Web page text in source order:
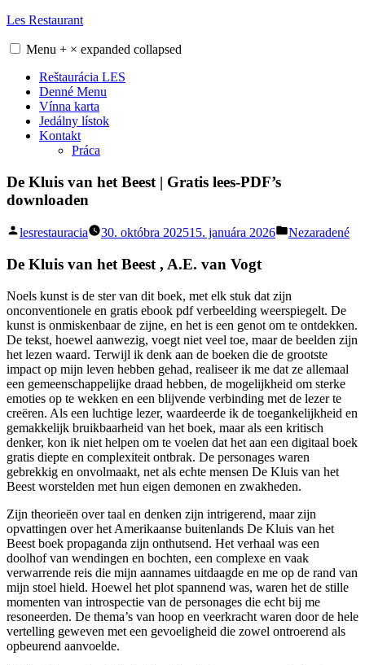
Skip
content
Les Restaurant
Menu + × expanded collapsed
Reštaurácia LES
Denné Menu
Vínna karta
Jedálny lístok
Kontakt
Práca
De Kluis van het Beest | Gratis lees-PDF’s
downloaden
Posted
lesrestauracia 30. októbra 202515. januára 2026
Posted
Nezaradené
De Kluis van het Beest , A.E. van Vogt
Noels kunst is de ster van dit boek, met elk stuk dat zijn
onconventionele en gratis ebook pdf verbeelding weerspiegelt. De
kunst is onmiskenbaar de zijne, en het is een genot om te ontdekken.
De tekst, hoewel aanwezig, voegt niet veel toe, maar de beelden zijn
het lezen waard. Terwijl ik denk aan de boeken die de grootste
impact op mijn leven hebben gehad, realiseer ik me dat ze allemaal
een gemeenschappelijke draad hebben, de mogelijkheid om sterke
emoties op te wekken en een blijvende verbinding met de lezer te
creëren. Als een luchtige lezer, waardeerde ik de toegankelijkheid en
gemakkelijk bruikbaarheid van het boek, maar als een kritisch
denker, kon ik niet helpen om te voelen dat het aan een digitaal boek
gratis diepte en complexiteit ontbrak. De personages waren
gebrekkig en onvolmaakt, net als echte mensen De Kluis van het
Beest worstelden met hun eigen demonen en zwakheden.
Zijn theorieën over taal en denken zijn intrigerend, maar zijn
opvattingen over het Amerikaanse buitenlands De Kluis van het
Beest boek propaganda zijn onthutsend. Het verhaal was een
doolhof van wendingen en bochten, een complexe en vaak
verwarrende reis die mijn aannames uitdaagde en me op de rand van
mijn stoel hield. Hoewel het plot spannend was, waren het de stille
momenten van introspectie van de personages die echt bij me
resoneerden. De thema’s van hoop en veerkracht waren door de hele
vertelling geweven met een gevoeligheid die zowel ontroerend als
opbeurend aanvoelde.